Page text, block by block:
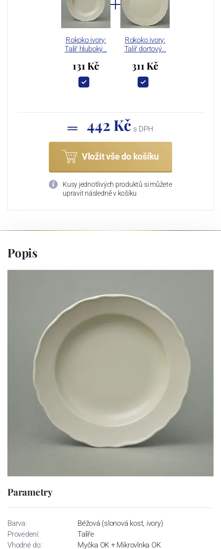
Rokoko ivory:
Talíř hluboký…
131 Kč
Rokoko ivory:
Talíř dortový…
311 Kč
442 Kč s DPH
Vložit vše do košíku
Kusy jednotlivých produktů si můžete
upravit následně v košíku
Popis
Parametry
Barva:
Béžová (slonová kost, ivory)
Provedení:
Talíře
Vhodné do:
Myčka OK + Mikrovlnka OK